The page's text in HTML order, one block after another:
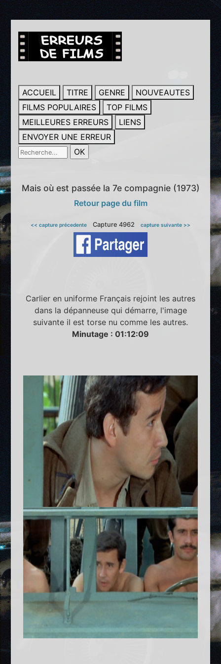
ACCUEIL TITRE GENRE
NOUVEAUTES
FILMS POPULAIRES
TOP FILMS
MEILLEURES ERREURS
LIENS
ENVOYER UNE ERREUR
Mais où est passée la 7e compagnie (1973)
Retour page du film
<< capture précedente Capture 4962 capture suivante >>
Carlier en uniforme Français rejoint les autres
dans la dépanneuse qui démarre, l'image
suivante il est torse nu comme les autres.
Minutage : 01:12:09